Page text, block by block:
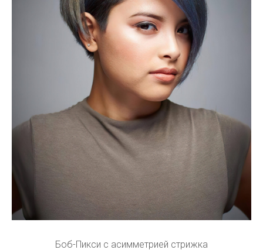
Боб-Пикси с асимметрией стрижка